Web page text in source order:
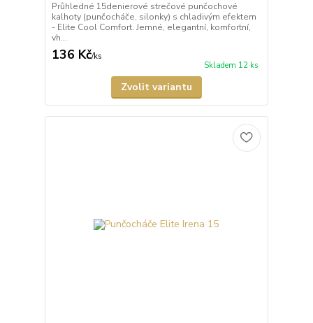
Průhledné 15denierové strečové punčochové
kalhoty (punčocháče, silonky) s chladivým efektem
- Elite Cool Comfort. Jemné, elegantní, komfortní,
vh...
136 Kč/ks
Skladem 12 ks
Zvolit variantu